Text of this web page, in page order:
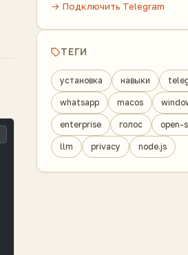
→ Подключить Telegram
ТЕГИ
установка навыки
whatsapp macos
enterprise голос open-
llm privacy node.js